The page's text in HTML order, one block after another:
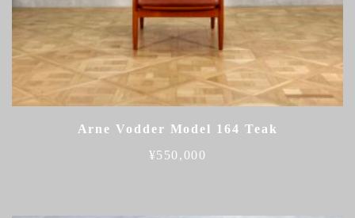
Arne Vodder Model 164 Teak
¥550,000